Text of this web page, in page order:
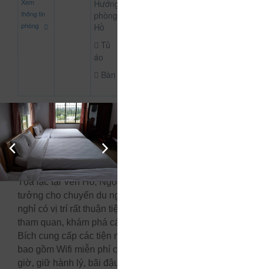
thông tin
phòng
Hướng
phòng:
Hồ
Tủ
áo
Bàn
Thông Tin Chi Tiết Của Ngọc Bích
Mô tả
Tọa lạc tại Ven Hồ, Ngọc Bích là điểm khởi hành lý
tưởng cho chuyến du ngoạn của bạn tại Đà Lạt. Chỗ
nghỉ có vị trí rất thuận tiện, du khách có thể thoải mái
tham quan, khám phá các điểm du lịch nổi tiếng. Ngọc
Bích cung cấp các tiện nghi nổi bật tại điểm đến này
bao gồm Wifi miễn phí cho mọi phòng, quầy lễ tân 24
giờ, giữ hành lý, bãi đậu xe (miễn phí). Các phòng